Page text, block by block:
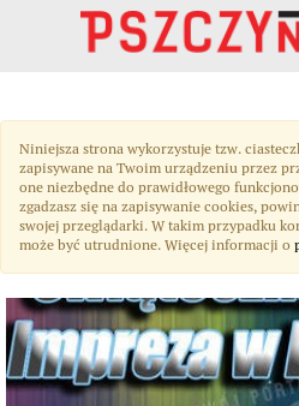
Niniejsza strona wykorzystuje tzw.
zapisywane na Twoim urządzeniu przez
one niezbędne do prawidłowego
zgadzasz się na zapisywanie cookies,
swojej przeglądarki. W takim przypadku
może być utrudnione. Więcej informacji o